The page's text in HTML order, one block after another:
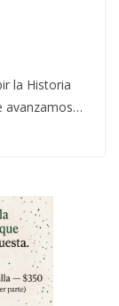
la Historia
avanzamos…